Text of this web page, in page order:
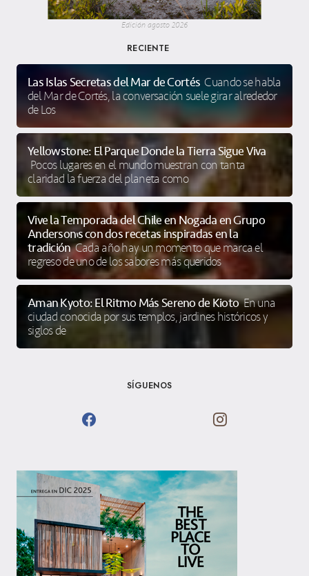
Edición agosto 2026
RECIENTE
Las Islas Secretas del Mar de Cortés Cuando se habla
del Mar de Cortés, la conversación suele girar alrededor
de Los
Yellowstone: El Parque Donde la Tierra Sigue Viva
Pocos lugares en el mundo muestran con tanta
claridad la fuerza del planeta como
Vive la Temporada del Chile en Nogada en Grupo
Anderson’s con dos recetas inspiradas en la
tradición Cada año hay un momento que marca el
regreso de uno de los sabores más queridos
Aman Kyoto: El Ritmo Más Sereno de Kioto En una
ciudad conocida por sus templos, jardines históricos y
siglos de
SÍGUENOS